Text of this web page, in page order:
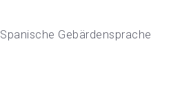
Spanische Gebärdensprache